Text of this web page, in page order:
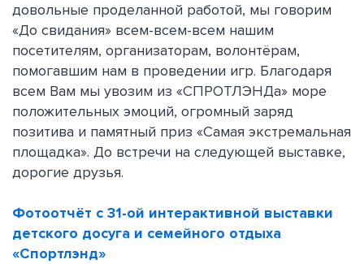
довольные проделанной работой, мы говорим
«До свидания» всем-всем-всем нашим
посетителям, организаторам, волонтёрам,
помогавшим нам в проведении игр. Благодаря
всем Вам мы увозим из «СПРОТЛЭНДа» море
положительных эмоций, огромный заряд
позитива и памятный приз «Самая экстремальная
площадка». До встречи на следующей выставке,
дорогие друзья.
Фотоотчёт с 31-ой интерактивной выставки
детского досуга и семейного отдыха
«Спортлэнд»